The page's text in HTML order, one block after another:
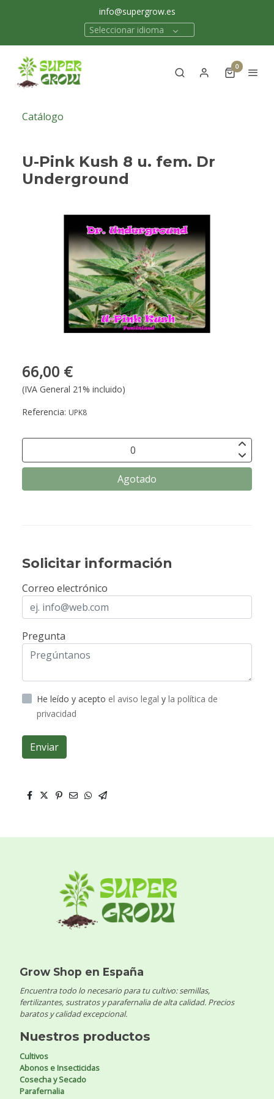
info@supergrow.es
Seleccionar idioma
0
Catálogo
U-Pink Kush 8 u. fem. Dr
Underground
66,00 €
(IVA General 21% incluido)
Referencia: UPK8
Agotado
Solicitar información
Correo electrónico
Pregunta
He leído y acepto el aviso legal y la política de
privacidad
Enviar
Grow Shop en España
Encuentra todo lo necesario para tu cultivo: semillas,
fertilizantes, sustratos y parafernalia de alta calidad. Precios
baratos y calidad excepcional.
Nuestros productos
Cultivos
Abonos e Insecticidas
Cosecha y Secado
Parafernalia